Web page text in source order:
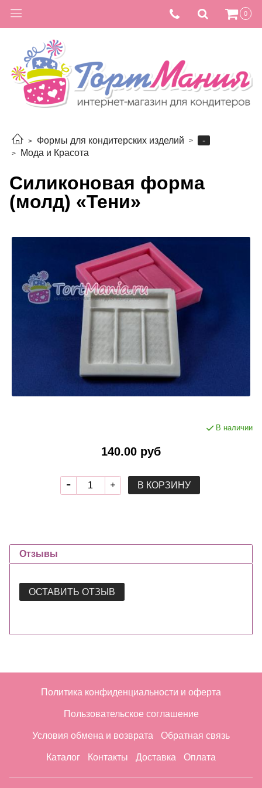
0
Формы для кондитерских изделий
-
Мода и Красота
Силиконовая форма
(молд) «Тени»
В наличии
140.00 руб
В КОРЗИНУ
Отзывы
ОСТАВИТЬ ОТЗЫВ
Политика конфиденциальности и оферта
Пользовательское соглашение
Условия обмена и возврата Обратная связь
Каталог Контакты Доставка Оплата